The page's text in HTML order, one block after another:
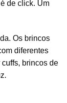
de click. Um
Os brincos
diferentes
cuffs, brincos de
.